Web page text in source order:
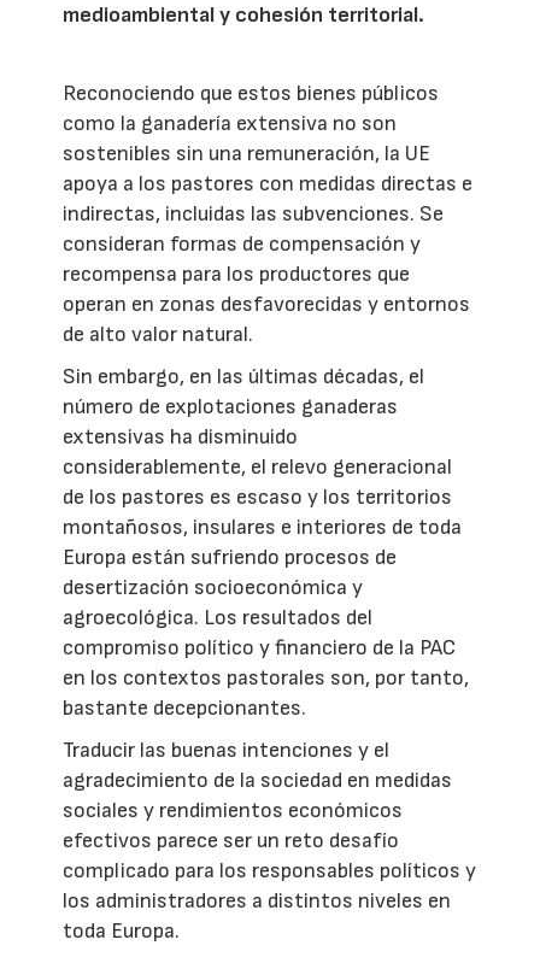
medioambiental y cohesión territorial.
Reconociendo que estos bienes públicos
como la ganadería extensiva no son
sostenibles sin una remuneración, la UE
apoya a los pastores con medidas directas e
indirectas, incluidas las subvenciones. Se
consideran formas de compensación y
recompensa para los productores que
operan en zonas desfavorecidas y entornos
de alto valor natural.
Sin embargo, en las últimas décadas, el
número de explotaciones ganaderas
extensivas ha disminuido
considerablemente, el relevo generacional
de los pastores es escaso y los territorios
montañosos, insulares e interiores de toda
Europa están sufriendo procesos de
desertización socioeconómica y
agroecológica. Los resultados del
compromiso político y financiero de la PAC
en los contextos pastorales son, por tanto,
bastante decepcionantes.
Traducir las buenas intenciones y el
agradecimiento de la sociedad en medidas
sociales y rendimientos económicos
efectivos parece ser un reto desafío
complicado para los responsables políticos y
los administradores a distintos niveles en
toda Europa.